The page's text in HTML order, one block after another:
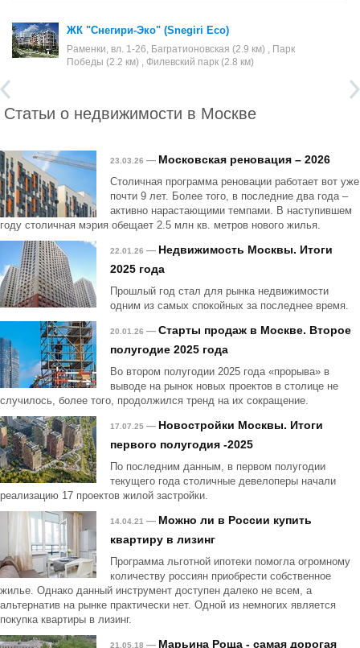
ЖК "Снегири-Эко" (Snegiri Eco)
Раменки, вл. 1-26, Багратионовская (2.9 км) , Парк
Победы (2.2 км) , Филевский парк (2.8 км)
Статьи о недвижимости в Москве
23.03.26 — Московская реновация – 2026
Столичная программа реновации работает вот уже
почти 9 лет. Более того, в последние два года –
активно нарастающими темпами. В наступившем
году столичная мэрия обещает 2.5 млн кв. метров нового жилья.
22.01.26 — Недвижимость Москвы. Итоги
2025 года
Прошлый год стал для рынка недвижимости
одним из самых спокойных за последнее время.
20.01.26 — Старты продаж в Москве. Второе
полугодие 2025 года
Во втором полугодии 2025 года «прорыва» в
выводе на рынок новых проектов в столице не
случилось, более того, продолжился тренд на их сокращение.
17.07.25 — Новостройки Москвы. Итоги
первого полугодия -2025
По последним данным, в первом полугодии
текущего года столичные девелоперы начали
реализацию 17 проектов жилой застройки.
14.04.21 — Можно ли в России купить
квартиру в лизинг
Программа льготной ипотеки помогла огромному
количеству россиян приобрести собственное
жилье. Однако данный инструмент доступен далеко не всем, а
альтернатив на рынке практически нет. Одной из немногих является
покупка квартиры в лизинг.
21.05.18 — Марьина Роща - самая дорогая